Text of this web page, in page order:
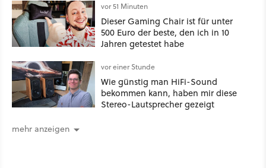
vor 51 Minuten
Dieser Gaming Chair ist für unter
500 Euro der beste, den ich in 10
Jahren getestet habe
vor einer Stunde
Wie günstig man HiFi-Sound
bekommen kann, haben mir diese
Stereo-Lautsprecher gezeigt
mehr anzeigen